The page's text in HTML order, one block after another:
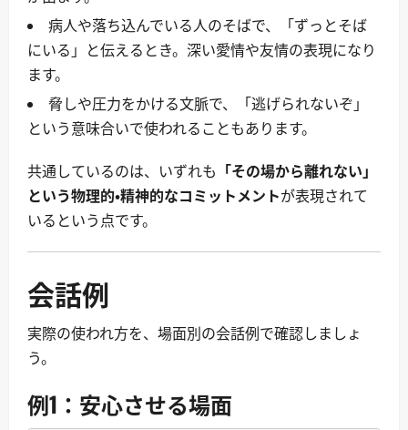
病人や落ち込んでいる人のそばで、「ずっとそば
にいる」と伝えるとき。深い愛情や友情の表現になり
ます。
脅しや圧力をかける文脈で、「逃げられないぞ」
という意味合いで使われることもあります。
共通しているのは、いずれも 「その場から離れない」
という物理的・精神的なコミットメントが表現されて
いるという点です。
会話例
実際の使われ方を、場面別の会話例で確認しましょ
う。
例1：安心させる場面